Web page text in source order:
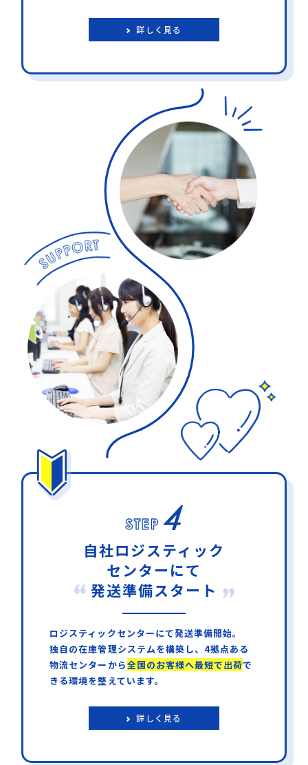
詳しく見る
自社ロジスティック
センターにて
発送準備スタート
ロジスティックセンターにて発送準備開始。
独自の在庫管理システムを構築し、4拠点ある
物流センターから全国のお客様へ最短で出荷で
きる環境を整えています。
詳しく見る